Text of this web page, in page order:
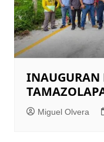
INAUGURAN
Miguel Olvera